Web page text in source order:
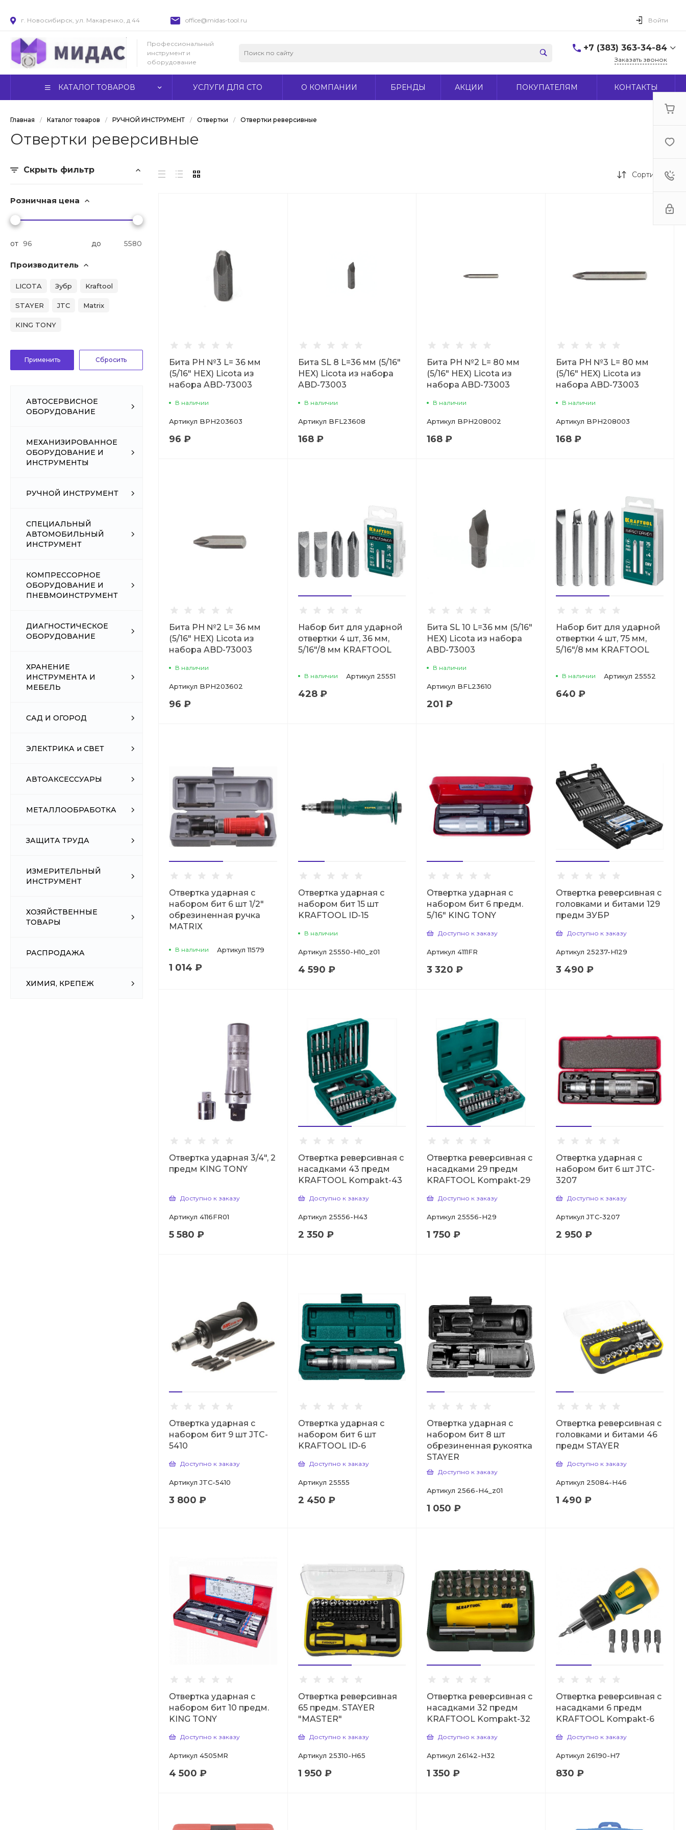
г. Новосибирск, ул. Макаренко, д 44 office@midas-tool.ru Войти
Профессиональный
инструмент и
оборудование
+7 (383) 363-34-84
г. Новосибирск, ул.
Заказать звонок
КАТАЛОГ ТОВАРОВ УСЛУГИ ДЛЯ СТО О КОМПАНИИ БРЕНДЫ АКЦИИ ПОКУПАТЕЛЯМ КОНТАКТЫ
Главная / Каталог товаров / РУЧНОЙ ИНСТРУМЕНТ / Отвертки / Отвертки реверсивные
Отвертки реверсивные
Скрыть фильтр
Розничная цена
от до
Производитель
LICOTA Зубр Kraftool
STAYER JTC Matrix
KING TONY
АВТОСЕРВИСНОЕ
ОБОРУДОВАНИЕ
МЕХАНИЗИРОВАННОЕ
ОБОРУДОВАНИЕ И
ИНСТРУМЕНТЫ
РУЧНОЙ ИНСТРУМЕНТ
СПЕЦИАЛЬНЫЙ
АВТОМОБИЛЬНЫЙ
ИНСТРУМЕНТ
КОМПРЕССОРНОЕ
ОБОРУДОВАНИЕ И
ПНЕВМОИНСТРУМЕНТ
ДИАГНОСТИЧЕСКОЕ
ОБОРУДОВАНИЕ
ХРАНЕНИЕ
ИНСТРУМЕНТА И
МЕБЕЛЬ
САД И ОГОРОД
ЭЛЕКТРИКА и СВЕТ
АВТОАКСЕССУАРЫ
МЕТАЛЛООБРАБОТКА
ЗАЩИТА ТРУДА
ИЗМЕРИТЕЛЬНЫЙ
ИНСТРУМЕНТ
ХОЗЯЙСТВЕННЫЕ
ТОВАРЫ
РАСПРОДАЖА
ХИМИЯ, КРЕПЕЖ
Сортировка
Бита PH №3 L= 36 мм
(5/16" HEX) Licota из
набора ABD-73003
В наличии
Артикул BPH203603
96 ₽
Бита SL 8 L=36 мм (5/16"
HEX) Licota из набора
ABD-73003
В наличии
Артикул BFL23608
168 ₽
Бита PH №2 L= 80 мм
(5/16" HEX) Licota из
набора ABD-73003
В наличии
Артикул BPH208002
168 ₽
Бита PH №3 L= 80 мм
(5/16" HEX) Licota из
набора ABD-73003
В наличии
Артикул BPH208003
168 ₽
Бита PH №2 L= 36 мм
(5/16" HEX) Licota из
набора ABD-73003
В наличии
Артикул BPH203602
96 ₽
Набор бит для ударной
отвертки 4 шт, 36 мм,
5/16"/8 мм KRAFTOOL
В наличии Артикул 25551
428 ₽
Бита SL 10 L=36 мм (5/16"
HEX) Licota из набора
ABD-73003
В наличии
Артикул BFL23610
201 ₽
Набор бит для ударной
отвертки 4 шт, 75 мм,
5/16"/8 мм KRAFTOOL
В наличии Артикул 25552
640 ₽
Отвертка ударная с
набором бит 6 шт 1/2"
обрезиненная ручка
MATRIX
В наличии Артикул 11579
1 014 ₽
Отвертка ударная с
набором бит 15 шт
KRAFTOOL ID-15
В наличии
Артикул 25550-H10_z01
4 590 ₽
Отвертка ударная с
набором бит 6 предм.
5/16" KING TONY
Доступно к заказу
Артикул 4111FR
3 320 ₽
Отвертка реверсивная с
головками и битами 129
предм ЗУБР
Доступно к заказу
Артикул 25237-H129
3 490 ₽
Отвертка ударная 3/4", 2
предм KING TONY
Доступно к заказу
Артикул 4116FR01
5 580 ₽
Отвертка реверсивная с
насадками 43 предм
KRAFTOOL Kompakt-43
Доступно к заказу
Артикул 25556-H43
2 350 ₽
Отвертка реверсивная с
насадками 29 предм
KRAFTOOL Kompakt-29
Доступно к заказу
Артикул 25556-H29
1 750 ₽
Отвертка ударная с
набором бит 6 шт JTC-
3207
Доступно к заказу
Артикул JTC-3207
2 950 ₽
Отвертка ударная с
набором бит 9 шт JTC-
5410
Доступно к заказу
Артикул JTC-5410
3 800 ₽
Отвертка ударная с
набором бит 6 шт
KRAFTOOL ID-6
Доступно к заказу
Артикул 25555
2 450 ₽
Отвертка ударная с
набором бит 8 шт
обрезиненная рукоятка
STAYER
Доступно к заказу
Артикул 2566-H4_z01
1 050 ₽
Отвертка реверсивная с
головками и битами 46
предм STAYER
Доступно к заказу
Артикул 25084-H46
1 490 ₽
Отвертка ударная с
набором бит 10 предм.
KING TONY
Доступно к заказу
Артикул 4505MR
4 500 ₽
Отвертка реверсивная
65 предм. STAYER
"MASTER"
Доступно к заказу
Артикул 25310-H65
1 950 ₽
Отвертка реверсивная с
насадками 32 предм
KRAFTOOL Kompakt-32
Доступно к заказу
Артикул 26142-H32
1 350 ₽
Отвертка реверсивная с
насадками 6 предм
KRAFTOOL Kompakt-6
Доступно к заказу
Артикул 26190-H7
830 ₽